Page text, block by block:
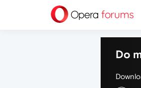
Do